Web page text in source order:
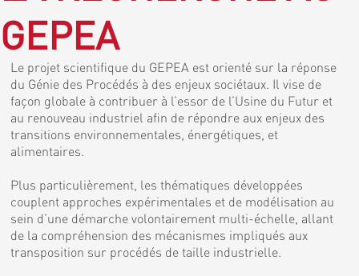
GEPEA
Le projet scientifique du GEPEA est orienté sur la réponse
du Génie des Procédés à des enjeux sociétaux. Il vise de
façon globale à contribuer à l’essor de l’Usine du Futur et
au renouveau industriel afin de répondre aux enjeux des
transitions environnementales, énergétiques, et
alimentaires.
Plus particulièrement, les thématiques développées
couplent approches expérimentales et de modélisation au
sein d’une démarche volontairement multi-échelle, allant
de la compréhension des mécanismes impliqués aux
transposition sur procédés de taille industrielle.